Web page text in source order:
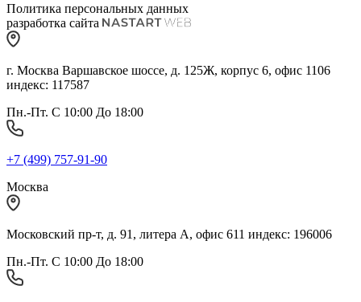
Политика персональных данных
разработка сайта
г. Москва Варшавское шоссе, д. 125Ж, корпус 6, офис 1106
индекс: 117587
Пн.-Пт. С 10:00 До 18:00
+7 (499) 757-91-90
Москва
Московский пр-т, д. 91, литера А, офис 611 индекс: 196006
Пн.-Пт. С 10:00 До 18:00